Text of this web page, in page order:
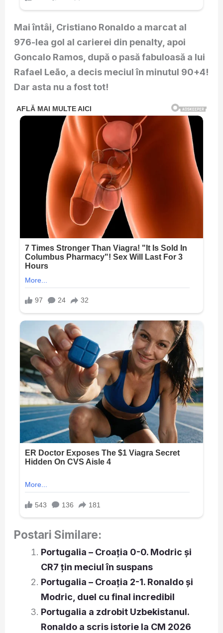
Mai întâi, Cristiano Ronaldo a marcat al
976-lea gol al carierei din penalty, apoi
Goncalo Ramos, după o pasă fabuloasă a lui
Rafael Leão, a decis meciul în minutul 90+4!
Dar asta nu a fost tot!
Postari Similare:
Portugalia – Croația 0-0. Modric și
CR7 țin meciul în suspans
Portugalia – Croația 2-1. Ronaldo și
Modric, duel cu final incredibil
Portugalia a zdrobit Uzbekistanul.
Ronaldo a scris istorie la CM 2026